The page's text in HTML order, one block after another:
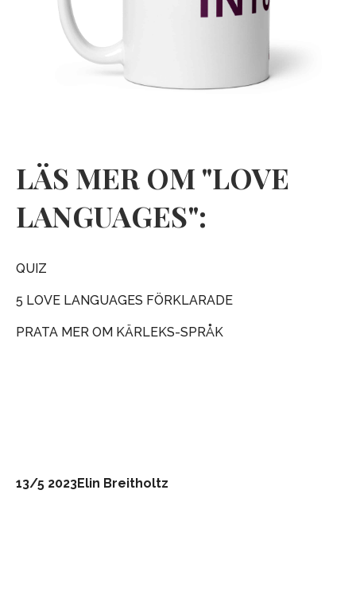
LÄS MER OM "LOVE
LANGUAGES":
QUIZ
5 LOVE LANGUAGES FÖRKLARADE
PRATA MER OM KÄRLEKS-SPRÅK
13/5 2023Elin Breitholtz